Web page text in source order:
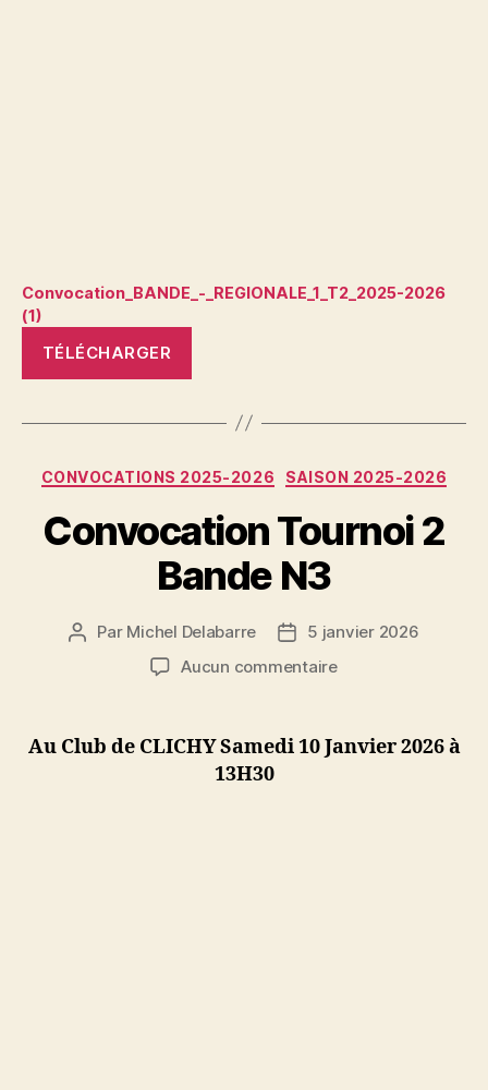
Convocation_BANDE_-_REGIONALE_1_T2_2025-2026
(1)
TÉLÉCHARGER
Catégories
CONVOCATIONS 2025-2026 SAISON 2025-2026
Convocation Tournoi 2
Bande N3
Auteur
Par Michel Delabarre
Date
de
5 janvier 2026
Aucun commentairesur
2
Au Club de CLICHY Samedi 10 Janvier 2026 à
13H30